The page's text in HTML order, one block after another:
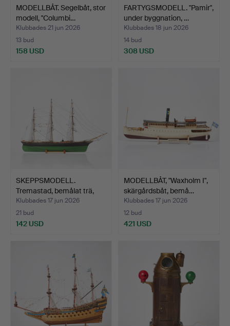
MODELLBÅT. Segelbåt, stor
modell, "Columbi…
Klubbades 21 jun 2026
13 bud
158 USD
FARTYGSMODELL. "Pamir",
under byggnation, …
Klubbades 18 jun 2026
14 bud
308 USD
SKEPPSMODELL.
Tremastad, bemålat trä,
med …
Klubbades 17 jun 2026
21 bud
142 USD
MODELLBÅT, "Waxholm I",
skärgårdsbåt, bemå…
Klubbades 17 jun 2026
12 bud
421 USD